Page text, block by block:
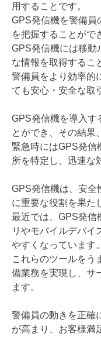
用することです。
GPS発信機を警備員
を把握することがで
GPS発信機には移動
な情報を取得するこ
警備員をより効率的
ても安心・安全な取
GPS発信機を導入す
とができ、その結果
緊急時にはGPS発信
所を特定し、迅速な
GPS発信機は、安全
に重要な役割を果た
最近では、GPS発信
リやモバイルデバイ
やすくなっています。
これらのツールをう
備業務を実現し、サ
ます。
警備員の動きを正確
が高まり、お客様満